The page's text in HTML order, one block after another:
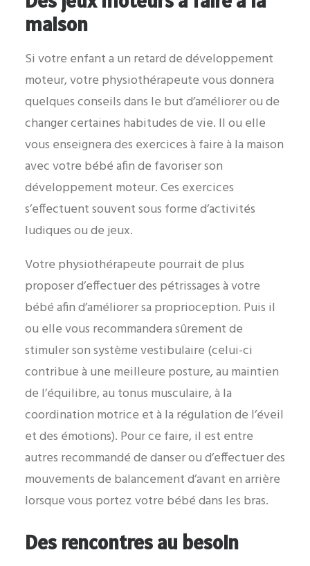
maison
Si votre enfant a un retard de développement
moteur, votre physiothérapeute vous donnera
quelques conseils dans le but d’améliorer ou de
changer certaines habitudes de vie. Il ou elle
vous enseignera des exercices à faire à la maison
avec votre bébé afin de favoriser son
développement moteur. Ces exercices
s’effectuent souvent sous forme d’activités
ludiques ou de jeux.
Votre physiothérapeute pourrait de plus
proposer d’effectuer des pétrissages à votre
bébé afin d’améliorer sa proprioception. Puis il
ou elle vous recommandera sûrement de
stimuler son système vestibulaire (celui-ci
contribue à une meilleure posture, au maintien
de l’équilibre, au tonus musculaire, à la
coordination motrice et à la régulation de l’éveil
et des émotions). Pour ce faire, il est entre
autres recommandé de danser ou d’effectuer des
mouvements de balancement d’avant en arrière
lorsque vous portez votre bébé dans les bras.
Des rencontres au besoin